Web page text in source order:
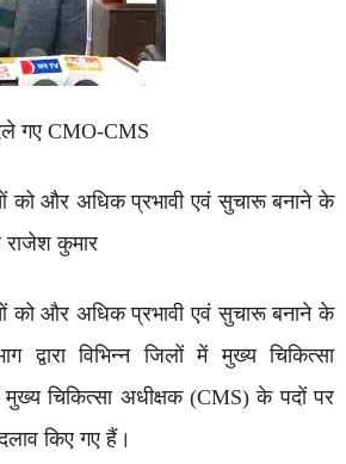
गए CMO-CMS
को और अधिक प्रभावी एवं सुचारू बनाने के
राजेश कुमार
को और अधिक प्रभावी एवं सुचारू बनाने के
द्वारा विभिन्न जिलों में मुख्य चिकित्सा
चिकित्सा अधीक्षक (CMS) के पदों पर
किए गए हैं।